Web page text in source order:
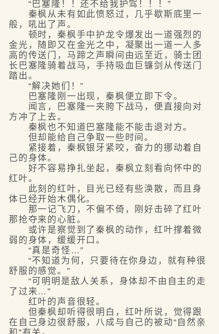
“巴塞隆！！还不给我护驾！！！”
秦枫从未有如此愤怒过，几乎歇斯底里一
般，吼出了声。
顿时，秦枫手中护龙令爆发出一道强烈的
金光，随即又在金光之中，凝聚出一道一人多
高的传送门，马蹄之声瞬间由远至近，骑士团
长巴塞隆骑着战马，手持吸血巨镰剑从传送门
踏出。
“解决她们！”
巴塞隆刚一出现，秦枫便立即下令。
闻言，巴塞隆一夹胯下战马，便直接向对
方冲了上去。
秦枫也不知道巴塞隆能不能击退对方。
但却能给自己争取一些时间。
紧接着，秦枫银牙紧咬，奋力的挪动着自
己的身体。
好不容易挣扎坐起，秦枫立刻看向怀中的
红叶。
此刻的红叶，目光已经有些涣散，而且身
体已经开始木偶化。
那一记飞刀，不偏不倚，刚好击碎了红叶
那抢夺来的心脏。
或许是察觉到了秦枫的动作，红叶撑着微
弱的身体，缓缓开口。
“真是奇怪…”
“不知道为何，只要待在你身边，就有种很
舒服的感觉。”
“可明明是敌人关系，身体却不由自主的走
了过来…”
红叶的声音很轻。
但秦枫却听得很明白，红叶所说，觉得跟
在自己身边很舒服，八成与自己的被动“自然亲